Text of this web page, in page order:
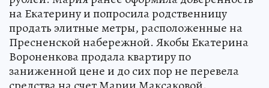
на Екатерину и попросила родственницу
продать элитные метры, расположенные на
Пресненской набережной. Якобы Екатерина
Вороненкова продала квартиру по
заниженной цене и до сих пор не перевела